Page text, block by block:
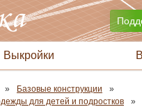
Выкройки
Базовые конструкции
для детей и подростков